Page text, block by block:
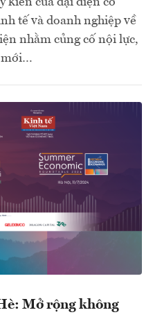
tế và doanh nghiệp về
nhằm củng cố nội lực,
mới…
Mở rộng không